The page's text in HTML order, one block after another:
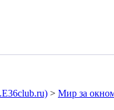
> Мир за